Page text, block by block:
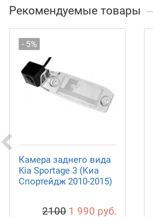
Рекомендуемые товары
- 5%
Камера заднего вида
Kia Sportage 3 (Киа
Спортейдж 2010-2015)
2100 1 990 руб.